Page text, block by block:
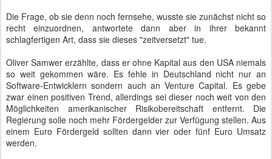
Die Frage, ob sie denn noch fernsehe, wusste sie zunächst nicht so
recht einzuordnen, antwortete dann aber in ihrer bekannt
schlagfertigen Art, dass sie dieses "zeitversetzt" tue.
Oliver Samwer erzählte, dass er ohne Kapital aus den USA niemals
so weit gekommen wäre. Es fehle in Deutschland nicht nur an
Software-Entwicklern sondern auch an Venture Capital. Es gebe
zwar einen positiven Trend, allerdings sei dieser noch weit von den
Möglichkeiten amerikanischer Risikobereitschaft entfernt. Die
Regierung solle noch mehr Fördergelder zur Verfügung stellen. Aus
einem Euro Fördergeld sollten dann vier oder fünf Euro Umsatz
werden.